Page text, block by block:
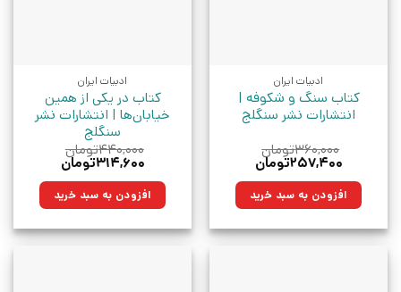
ادبیات ایران
کتاب سنگ و شکوفه |
انتشارات نشر سنگلج
۳۶۰,۰۰۰تومان
قیمت
۳۶۰,۰۰۰تومان
بود.
۲۵۷,۴۰۰تومان
۲۵۷,۴۰۰تومان.افزودن به سبد خرید
ادبیات ایران
کتاب در یکی از همین
خیابان‌ها | انتشارات نشر
سنگلج
۴۴۰,۰۰۰تومان
قیمت
۴۴۰,۰۰۰تومان
بود.
۳۱۴,۶۰۰تومان
۳۱۴,۶۰۰تومان.افزودن به سبد خرید